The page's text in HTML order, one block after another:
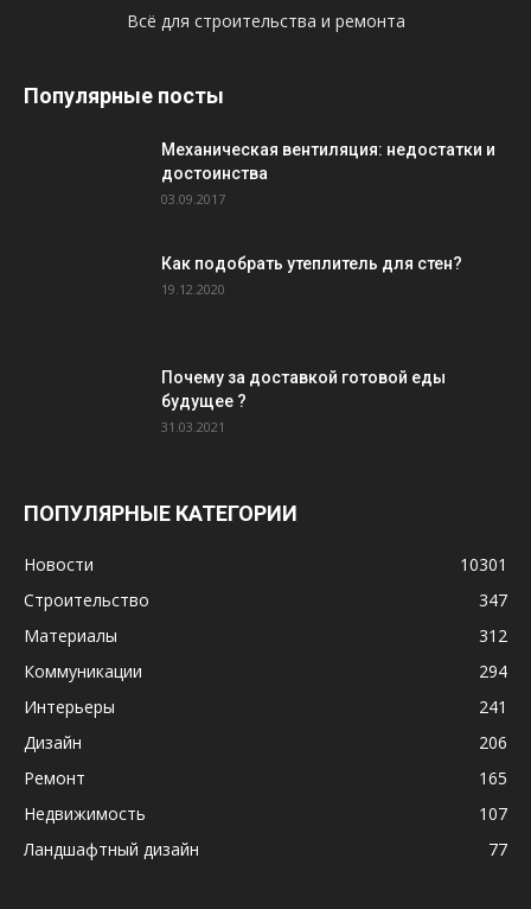
Всё для строительства и ремонта
Популярные посты
Механическая вентиляция: недостатки и
достоинства
03.09.2017
Как подобрать утеплитель для стен?
19.12.2020
Почему за доставкой готовой еды
будущее ?
31.03.2021
ПОПУЛЯРНЫЕ КАТЕГОРИИ
Новости
10301
Строительство
347
Материалы
312
Коммуникации
294
Интерьеры
241
Дизайн
206
Ремонт
165
Недвижимость
107
Ландшафтный дизайн
77